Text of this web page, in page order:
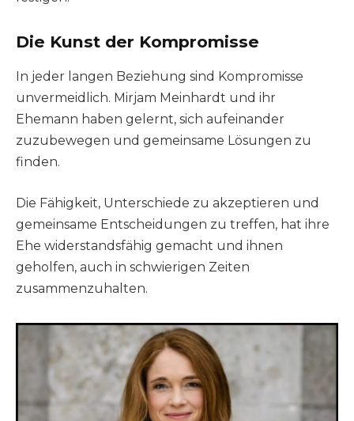
Die Kunst der Kompromisse
In jeder langen Beziehung sind Kompromisse
unvermeidlich. Mirjam Meinhardt und ihr
Ehemann haben gelernt, sich aufeinander
zuzubewegen und gemeinsame Lösungen zu
finden.
Die Fähigkeit, Unterschiede zu akzeptieren und
gemeinsame Entscheidungen zu treffen, hat ihre
Ehe widerstandsfähig gemacht und ihnen
geholfen, auch in schwierigen Zeiten
zusammenzuhalten.